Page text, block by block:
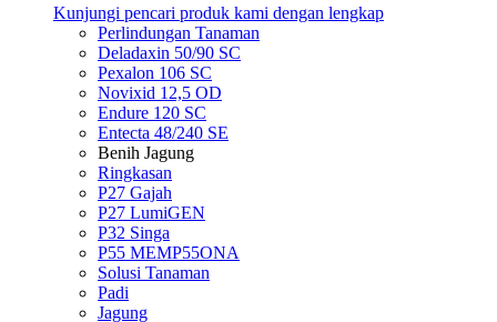
Kunjungi pencari produk kami dengan lengkap
Perlindungan Tanaman
Deladaxin 50/90 SC
Pexalon 106 SC
Novixid 12,5 OD
Endure 120 SC
Entecta 48/240 SE
Benih Jagung
Ringkasan
P27 Gajah
P27 LumiGEN
P32 Singa
P55 MEMP55ONA
Solusi Tanaman
Padi
Jagung